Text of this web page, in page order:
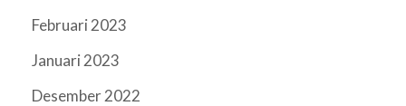
Februari 2023
Januari 2023
Desember 2022